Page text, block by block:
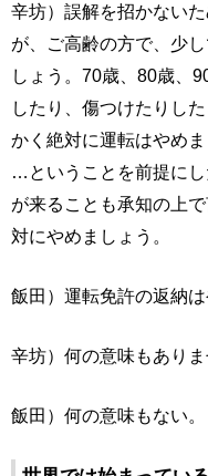
辛坊）誤解を招かない
が、ご高齢の方で、少
しょう。70歳、80歳、
したり、傷つけたりし
かく絶対に運転はやめま
…ということを前提に
が来ることも承知の上
対にやめましょう。
飯田）運転免許の返納は
辛坊）何の意味もありま
飯田）何の意味もない。